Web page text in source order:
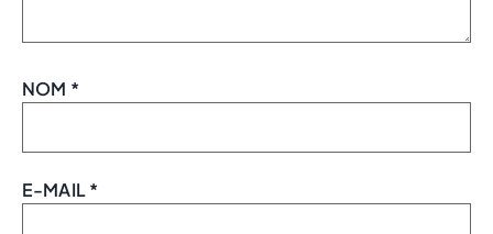
NOM *
E-MAIL*